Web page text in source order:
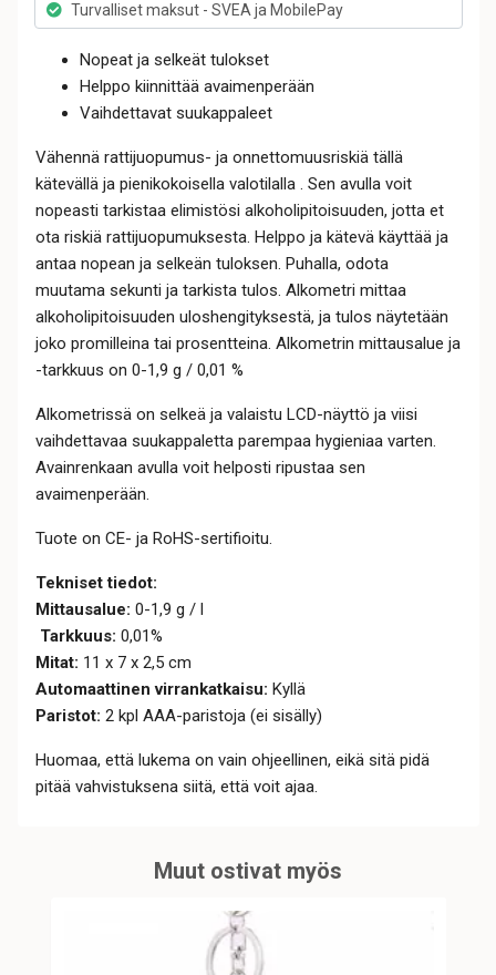
Turvalliset maksut - SVEA ja MobilePay
Nopeat ja selkeät tulokset
Helppo kiinnittää avaimenperään
Vaihdettavat suukappaleet
Vähennä rattijuopumus- ja onnettomuusriskiä tällä
kätevällä ja pienikokoisella valotilalla . Sen avulla voit
nopeasti tarkistaa elimistösi alkoholipitoisuuden, jotta et
ota riskiä rattijuopumuksesta. Helppo ja kätevä käyttää ja
antaa nopean ja selkeän tuloksen. Puhalla, odota
muutama sekunti ja tarkista tulos. Alkometri mittaa
alkoholipitoisuuden uloshengityksestä, ja tulos näytetään
joko promilleina tai prosentteina. Alkometrin mittausalue ja
-tarkkuus on 0-1,9 g / 0,01 %
Alkometrissä on selkeä ja valaistu LCD-näyttö ja viisi
vaihdettavaa suukappaletta parempaa hygieniaa varten.
Avainrenkaan avulla voit helposti ripustaa sen
avaimenperään.
Tuote on CE- ja RoHS-sertifioitu.
Tekniset tiedot:
Mittausalue: 0-1,9 g / l
Tarkkuus: 0,01%
Mitat: 11 x 7 x 2,5 cm
Automaattinen virrankatkaisu: Kyllä
Paristot: 2 kpl AAA-paristoja (ei sisälly)
Huomaa, että lukema on vain ohjeellinen, eikä sitä pidä
pitää vahvistuksena siitä, että voit ajaa.
Muut ostivat myös